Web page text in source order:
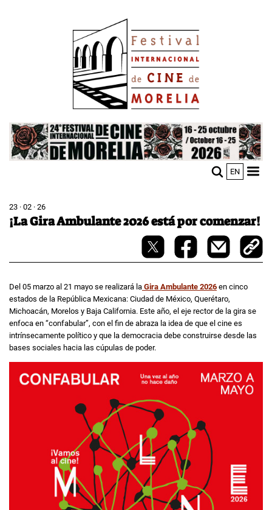
Image
EN
23 · 02 · 26
¡La Gira Ambulante 2026 está por comenzar!
Del 05 marzo al 21 mayo se realizará la Gira Ambulante 2026 en cinco
estados de la República Mexicana: Ciudad de México, Querétaro,
Michoacán, Morelos y Baja California. Este año, el eje rector de la gira se
enfoca en “confabular”, con el fin de abraza la idea de que el cine es
intrínsecamente político y que la democracia debe construirse desde las
bases sociales hacia las cúpulas de poder.